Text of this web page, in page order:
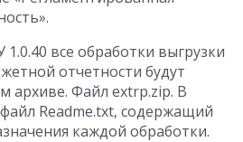
1.0.40 все обработки выгрузки
отчетности будут
архиве. Файл extrp.zip. В
Readme.txt, содержащий
каждой обработки.